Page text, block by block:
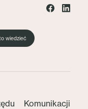
wiedzieć
Komunikacji